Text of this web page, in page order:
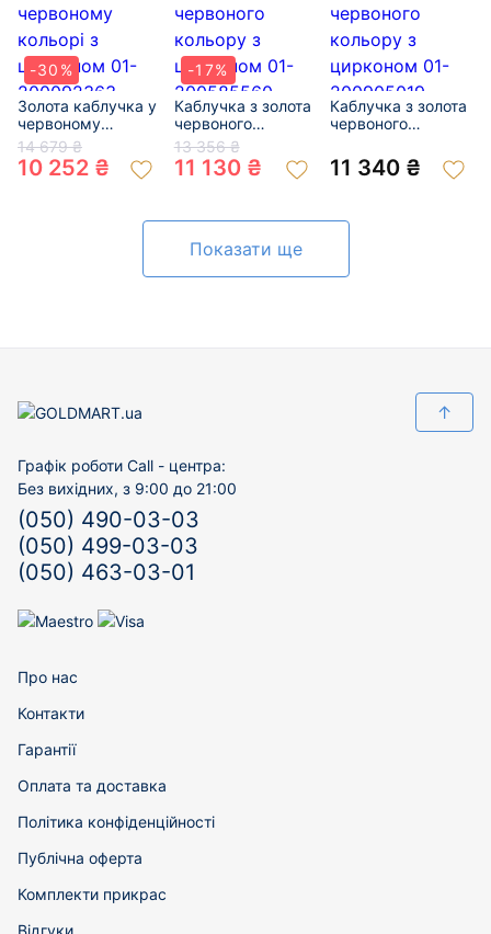
-30%
Золота каблучка у
червоному
кольорі з
цирконом 01-
200092363
14 679 ₴
10 252 ₴
-17%
Каблучка з золота
червоного
кольору з
цирконом 01-
200585560
13 356 ₴
11 130 ₴
Каблучка з золота
червоного
цирконом 01-
200905019
11 340 ₴
Показати ще
↑
Графік роботи Call - центра:
Без вихідних, з 9:00 до 21:00
(050) 490-03-03
(050) 499-03-03
(050) 463-03-01
Про нас
Контакти
Гарантії
Оплата та доставка
Політика конфіденційності
Публічна оферта
Комплекти прикрас
Відгуки